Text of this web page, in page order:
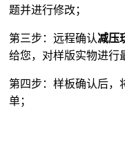
题并进行修改；
第三步：远程确认减压
给您，对样版实物进行
第四步：样板确认后，
单；